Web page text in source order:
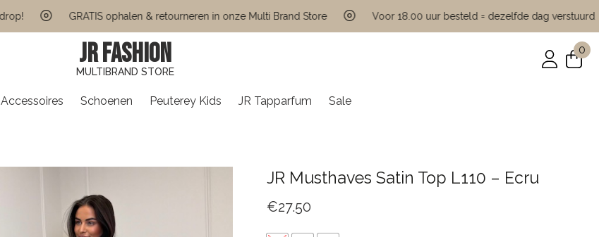
GRATIS ophalen & retourneren in onze Multi Brand Store Voor 18.00 uur besteld = dezelfde dag verstuurd
JR FASHION
MULTIBRAND STORE
0
Accessoires Schoenen Peuterey Kids JR Tapparfum Sale
JR Musthaves Satin Top L110 – Ecru
€27.50